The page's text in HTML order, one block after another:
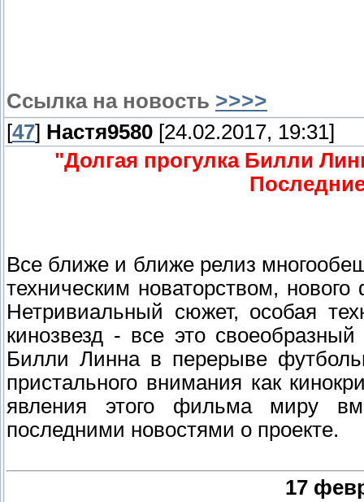
Ссылка на новость >>>>
[47] Настя9580 [24.02.2017, 19:31]
"Долгая прогулка Билли
Все ближе и ближе релиз
техническим новаторством,
Нетривиальный сюжет, особая
кинозвезд - все это своеобразный
Билли Линна в перерыве
пристального внимания как
явления этого фильма миру
последними новостями о проекте.
17